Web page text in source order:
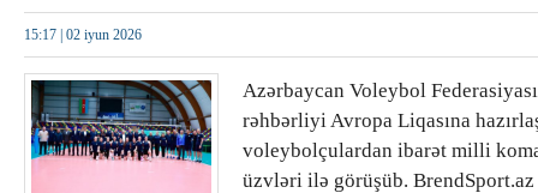
15:17 | 02 iyun 2026
Azərbaycan Voleybol
rəhbərliyi Avropa Liqasına
voleybolçulardan ibarət milli
üzvləri ilə görüşüb.